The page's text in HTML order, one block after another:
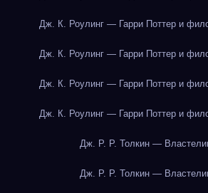
Дж. К. Роулинг — Гарри Поттер и
Дж. К. Роулинг — Гарри Поттер и
Дж. К. Роулинг — Гарри Поттер и
Дж. К. Роулинг — Гарри Поттер и
Дж. Р. Р. Толкин —
Дж. Р. Р. Толкин —